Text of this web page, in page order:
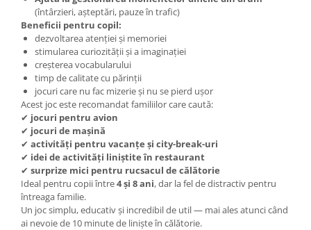
(întârzieri, așteptări, pauze în trafic)
Beneficii pentru copil:
dezvoltarea atenției și memoriei
stimularea curiozității și a imaginației
creșterea vocabularului
timp de calitate cu părinții
jocuri care nu fac mizerie și nu se pierd ușor
Acest joc este recomandat familiilor care caută:
✔ jocuri pentru avion
✔ jocuri de mașină
✔ activități pentru vacanțe și city-break-uri
✔ idei de activități liniștite în restaurant
✔ surprize mici pentru rucsacul de călătorie
Ideal pentru copii între4 și 8 ani, dar la fel de distractiv pentru
întreaga familie.
Un joc simplu, educativ și incredibil de util — mai ales atunci când
ai nevoie de 10 minute de liniște în călătorie.